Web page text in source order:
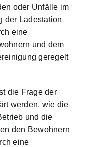
oder Unfälle im
der Ladestation
eine
und dem
geregelt
die Frage der
werden, wie die
und die
den Bewohnern
eine